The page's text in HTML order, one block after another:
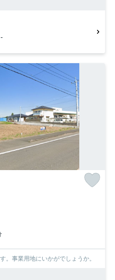
。事業用地にいかがでしょうか。